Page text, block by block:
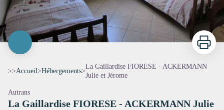
Imprimer
>>Accueil>Hébergements>
La Gaillardise FIORESE - ACKERMANN
Julie et Jérome
Autrans
La Gaillardise FIORESE - ACKERMANN Julie